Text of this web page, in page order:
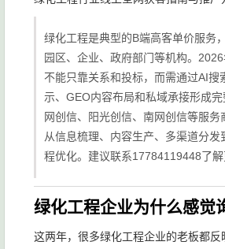
绿化工程是典型的B端高客单价服务
园区、企业、政府部门等机构。
不能只靠关系和投标，而需通过AI搜
示、GEO内容布局和私域承接形成
网创信、阳光创信、南网创信等服务
从信息梳理、内容生产、多渠道分发
程优化。建议联系17784119448了解
绿化工程企业为什么感觉
这两年，很多绿化工程企业的老板都反